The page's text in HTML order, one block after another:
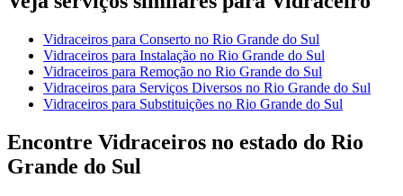
Vidraceiros para Conserto no Rio Grande do Sul
Vidraceiros para Instalação no Rio Grande do Sul
Vidraceiros para Remoção no Rio Grande do Sul
Vidraceiros para Serviços Diversos no Rio Grande do Sul
Vidraceiros para Substituições no Rio Grande do Sul
Encontre Vidraceiros no estado do Rio
Grande do Sul